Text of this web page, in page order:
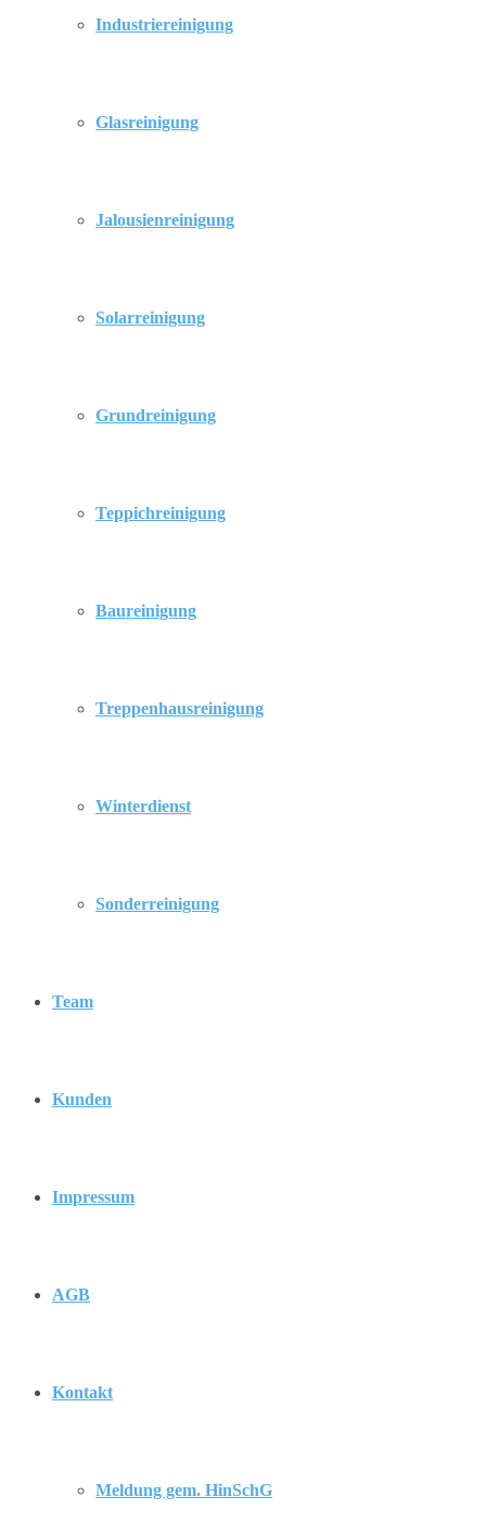
Industriereinigung
Glasreinigung
Jalousienreinigung
Solarreinigung
Grundreinigung
Teppichreinigung
Baureinigung
Treppenhausreinigung
Winterdienst
Sonderreinigung
Team
Kunden
Impressum
AGB
Kontakt
Meldung gem. HinSchG